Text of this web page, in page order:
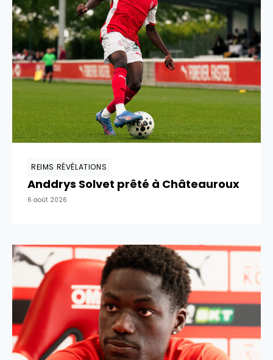
REIMS RÉVÉLATIONS
Anddrys Solvet prêté à Châteauroux
6 août 2026